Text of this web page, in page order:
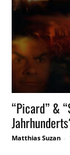
“Picard” &
Matthias Suzan -